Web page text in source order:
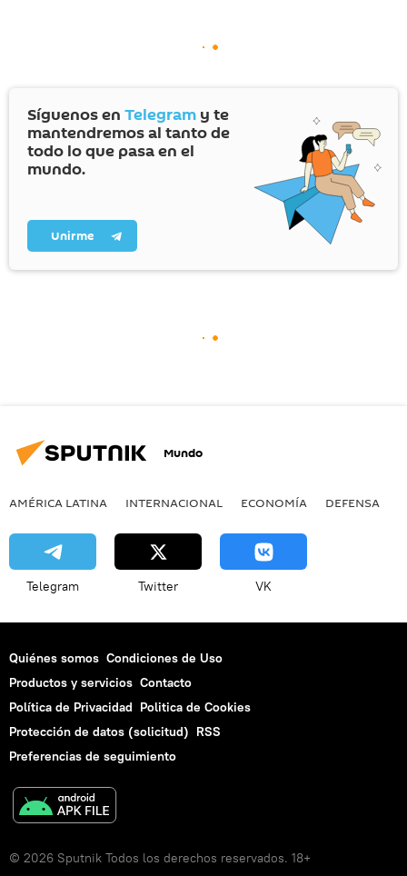
Síguenos en Telegram y te
mantendremos al tanto de
todo lo que pasa en el
mundo.
Unirme
Mundo
AMÉRICA LATINA INTERNACIONAL ECONOMÍA DEFENSA
Telegram Twitter VK
Quiénes somos Condiciones de Uso
Productos y servicios Contacto
Política de Privacidad Politica de Cookies
Protección de datos (solicitud) RSS
Preferencias de seguimiento
© 2026 Sputnik Todos los derechos reservados. 18+